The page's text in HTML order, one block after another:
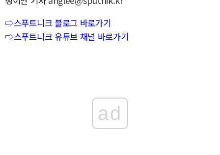
⇨스푸트니크 블로그 바로가기
⇨스푸트니크 유튜브 채널 바로가기
ad